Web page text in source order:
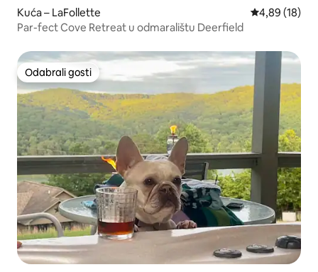
Kuća – LaFollette Prosječna
4,89 (18)
Par-fect Cove Retreat u odmaralištu Deerfield
Odabrali gosti
Odabrali gosti